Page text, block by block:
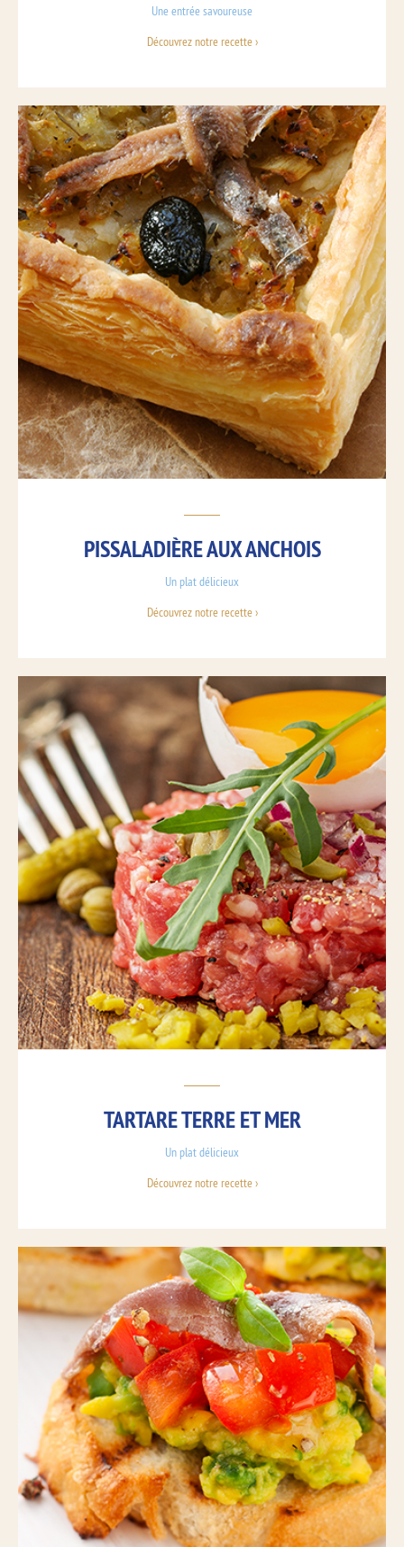
Une entrée savoureuse
Découvrez notre recette ›
PISSALADIÈRE AUX ANCHOIS
Un plat délicieux
Découvrez notre recette ›
TARTARE TERRE ET MER
Un plat délicieux
Découvrez notre recette ›